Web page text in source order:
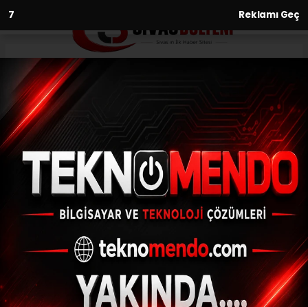
6 Reklamı Geç
Anasayfa Gündem
Yunusemre’den huzurevi
sakinlerine özel konser
GÜNDEM
(İHA) - İhlas Haber Ajansı | 31.07.2024 - 15:35, Güncelleme: 31.07.2024
- 15:00
Yunusemre’den huzurevi sakinlerine özel
konser
ABONE OL